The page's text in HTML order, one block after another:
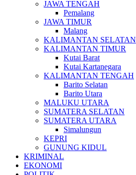
JAWA TENGAH
Pemalang
JAWA TIMUR
Malang
KALIMANTAN SELATAN
KALIMANTAN TIMUR
Kutai Barat
Kutai Kartanegara
KALIMANTAN TENGAH
Barito Selatan
Barito Utara
MALUKU UTARA
SUMATERA SELATAN
SUMATERA UTARA
Simalungun
KEPRI
GUNUNG KIDUL
KRIMINAL
EKONOMI